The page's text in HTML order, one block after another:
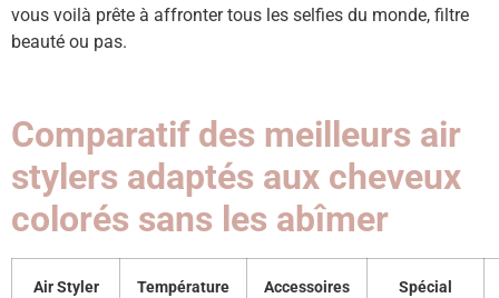
vous voilà prête à affronter tous les selfies du monde, filtre
beauté ou pas.
Comparatif des meilleurs air
stylers adaptés aux cheveux
colorés sans les abîmer
Air Styler
Température
Accessoires
Spécial